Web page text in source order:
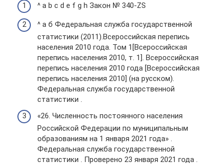
^ a b c d e f g h Закон № 340-ZS
^ а б Федеральная служба государственной
статистики (2011).Всероссийская перепись
населения 2010 года. Том 1[Всероссийская
перепись населения 2010, т. 1]. Всероссийская
перепись населения 2010 года [Всероссийская
перепись населения 2010] (на русском).
Федеральная служба государственной
статистики .
«26. Численность постоянного населения
Российской Федерации по муниципальным
образованиям на 1 января 2021 года» .
Федеральная служба государственной
статистики . Проверено 23 января 2021 года .